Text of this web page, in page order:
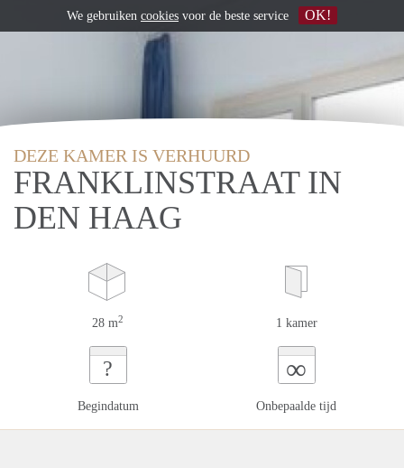
DEZE KAMER IS VERHUURD
FRANKLINSTRAAT IN
DEN HAAG
28 m2 1 kamer
?
Begindatum
∞
Onbepaalde tijd
We gebruiken cookies voor de beste service OK!